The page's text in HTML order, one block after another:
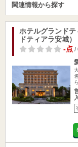
関連情報から探す
ホテルグランド
ドティアラ安城）
-点/